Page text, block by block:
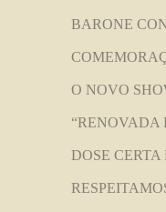
BARONE
O NOVO
“RENOVADA
DOSE